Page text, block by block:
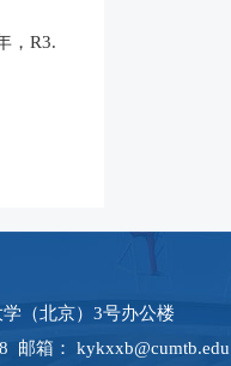
，R3.
（北京）3号办公楼
邮箱：